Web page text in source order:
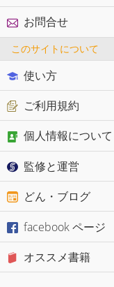
お問合せ
このサイトについて
使い方
ご利用規約
個人情報について
監修と運営
どん・ブログ
facebook ページ
オススメ書籍